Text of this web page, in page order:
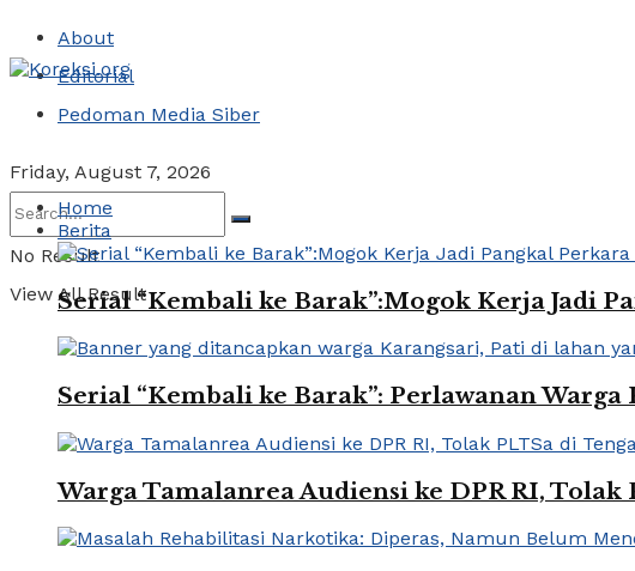
About
Editorial
Pedoman Media Siber
Friday, August 7, 2026
No Result
View All Result
Home
Berita
Serial “Kembali ke Barak”:Mogok Kerja Jadi
Serial “Kembali ke Barak”: Perlawanan
Warga Tamalanrea Audiensi ke DPR RI,